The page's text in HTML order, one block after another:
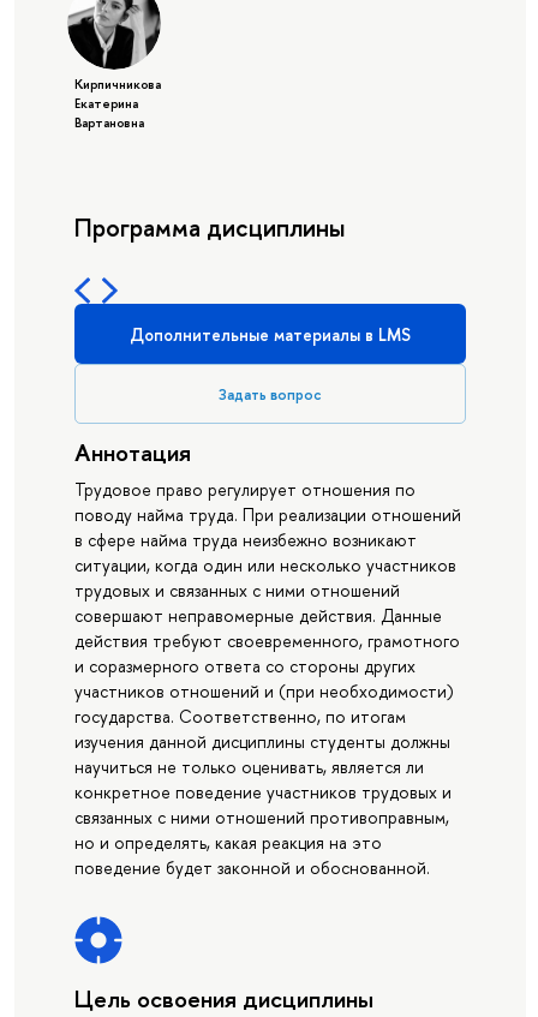
Кирпичникова
Екатерина
Вартановна
Программа дисциплины
Дополнительные материалы в LMS
Задать вопрос
Аннотация
Трудовое право регулирует отношения по
поводу найма труда. При реализации отношений
в сфере найма труда неизбежно возникают
ситуации, когда один или несколько участников
трудовых и связанных с ними отношений
совершают неправомерные действия. Данные
действия требуют своевременного, грамотного
и соразмерного ответа со стороны других
участников отношений и (при необходимости)
государства. Соответственно, по итогам
изучения данной дисциплины студенты должны
научиться не только оценивать, является ли
конкретное поведение участников трудовых и
связанных с ними отношений противоправным,
но и определять, какая реакция на это
поведение будет законной и обоснованной.
Цель освоения дисциплины